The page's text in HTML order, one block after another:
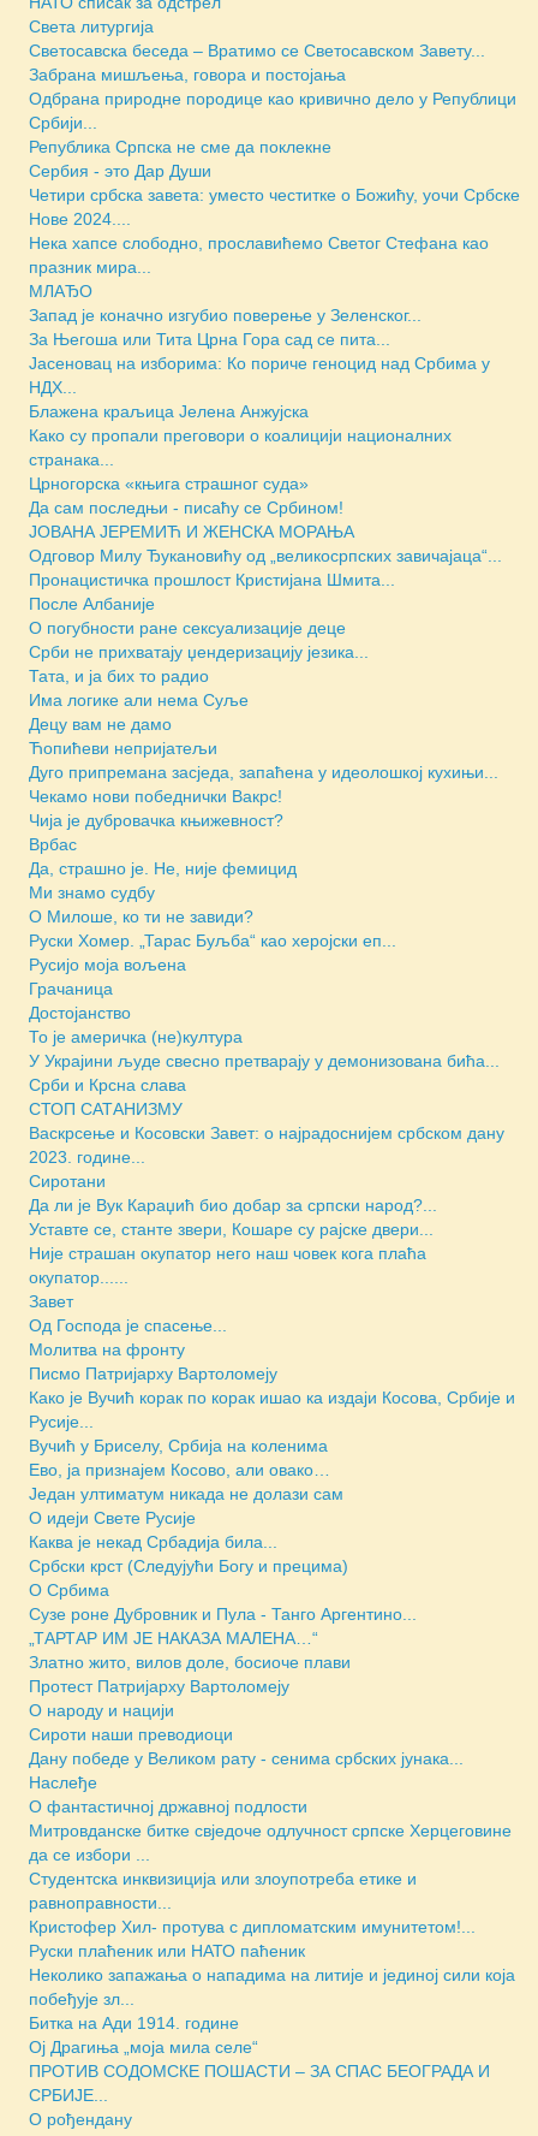
Света литургија
Светосавска беседа – Вратимо се Светосавском Завету...
Забрана мишљења, говора и постојања
Одбрана природне породице као кривично дело у Републици
Србији...
Република Српска не сме да поклекне
Сербия - это Дар Души
Четири србска завета: уместо честитке о Божићу, уочи Србске
Нове 2024....
Нека хапсе слободно, прославићемо Светог Стефана као
празник мира...
МЛАЂО
Запад је коначно изгубио поверење у Зеленског...
За Његоша или Тита Црна Гора сад се пита...
Јасеновац на изборима: Ко пориче геноцид над Србима у
НДХ...
Блажена краљица Јелена Анжујска
Како су пропали преговори о коалицији националних
странака...
Црногорска «књига страшног суда»
Да сам последњи - писаћу се Србином!
JОВАНА ЈЕРЕМИЋ И ЖЕНСКА МОРАЊА
Одговор Милу Ђукановићу од „великосрпских завичајаца“...
Пронацистичка прошлост Кристијана Шмита...
После Албаније
О погубности ране сексуализације деце
Срби не прихватају џендеризацију језика...
Тата, и ја бих то радио
Има логике али нема Суље
Децу вам не дамо
Ћопићеви непријатељи
Дуго припремана засједа, запаћена у идеолошкој кухињи...
Чекамо нови победнички Вакрс!
Чија је дубровачка књижевност?
Врбас
Да, страшно је. Не, није фемицид
Ми знамо судбу
О Милоше, ко ти не завиди?
Руски Хомер. „Тарас Буљба“ као херојски еп...
Русијо моја вољена
Грачаница
Достојанство
То је америчка (не)култура
У Украјини људе свесно претварају у демонизована бића...
Срби и Крсна слава
СТОП САТАНИЗМУ
Васкрсење и Косовски Завет: о најрадоснијем србском дану
2023. године...
Сиротани
Да ли је Вук Караџић био добар за српски народ?...
Уставте се, станте звери, Кошаре су рајске двери...
Није страшан окупатор него наш човек кога плаћа
окупатор......
Завет
Од Господа је спасење...
Молитва на фронту
Писмо Патријарху Вартоломеју
Како је Вучић корак по корак ишао ка издаји Косова, Србије и
Русије...
Вучић у Бриселу, Србија на коленима
Ево, ја признајем Косово, али овако…
Један ултиматум никада не долази сам
О идеји Свете Русије
Каква је некад Србадија била...
Србски крст (Следујући Богу и прецима)
О Србима
Сузе роне Дубровник и Пула - Танго Аргентино...
„ТАРТАР ИМ ЈЕ НАКАЗА МАЛЕНА…“
Златно жито, вилов доле, босиоче плави
Протест Патријарху Вартоломеју
О народу и нацији
Сироти наши преводиоци
Дану победе у Великом рату - сенима србских јунака...
Наслеђе
О фантастичној државној подлости
Митровданске битке свједочe одлучност српске Херцеговине
да се избори ...
Студентска инквизиција или злоупотреба етике и
равноправности...
Кристофер Хил- протува с дипломатским имунитетом!...
Руски плаћеник или НАТО паћеник
Неколико запажања о нападима на литије и јединој сили која
побеђује зл...
Битка на Ади 1914. године
Ој Драгиња „моја мила селе“
ПРОТИВ СОДОМСКЕ ПОШАСТИ – ЗА СПАС БЕОГРАДА И
СРБИЈЕ...
О рођендану